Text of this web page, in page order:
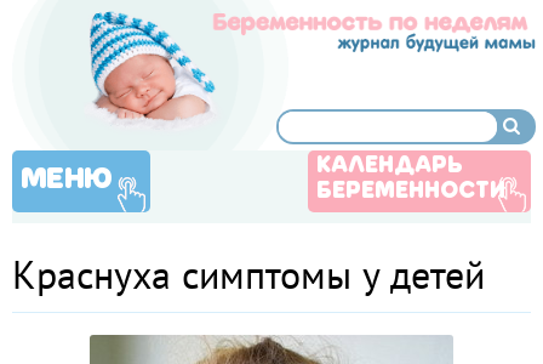
МЕНЮ
КАЛЕНДАРЬ
БЕРЕМЕННОСТИ
Краснуха симптомы у детей